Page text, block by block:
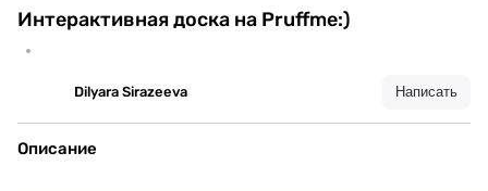
Интерактивная доска на Pruffme:)
Dilyara Sirazeeva Написать
Описание